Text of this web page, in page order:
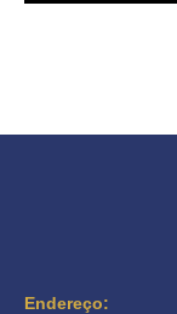
Endereço: